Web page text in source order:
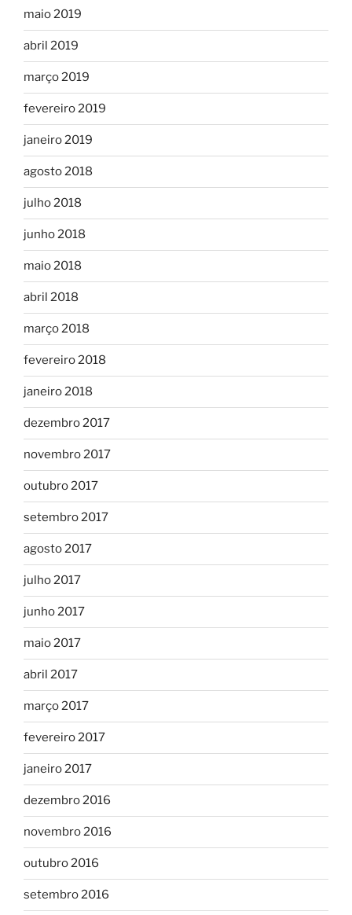
maio 2019
abril 2019
março 2019
fevereiro 2019
janeiro 2019
agosto 2018
julho 2018
junho 2018
maio 2018
abril 2018
março 2018
fevereiro 2018
janeiro 2018
dezembro 2017
novembro 2017
outubro 2017
setembro 2017
agosto 2017
julho 2017
junho 2017
maio 2017
abril 2017
março 2017
fevereiro 2017
janeiro 2017
dezembro 2016
novembro 2016
outubro 2016
setembro 2016